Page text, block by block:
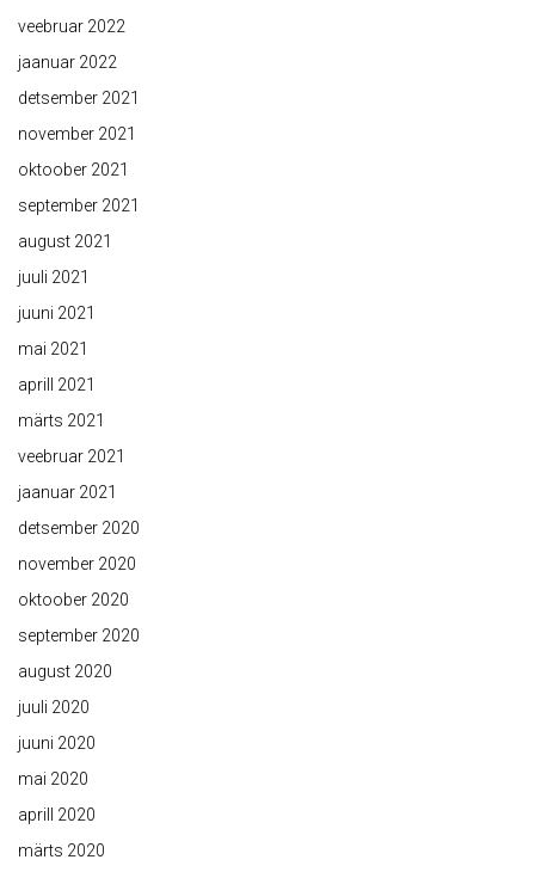
veebruar 2022
jaanuar 2022
detsember 2021
november 2021
oktoober 2021
september 2021
august 2021
juuli 2021
juuni 2021
mai 2021
aprill 2021
märts 2021
veebruar 2021
jaanuar 2021
detsember 2020
november 2020
oktoober 2020
september 2020
august 2020
juuli 2020
juuni 2020
mai 2020
aprill 2020
märts 2020